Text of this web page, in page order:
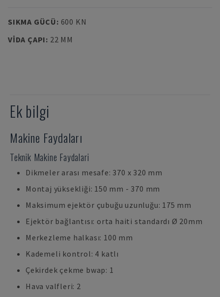
SIKMA GÜCÜ: 600 KN
VIDA ÇAPI: 22 MM
Ek bilgi
Makine Faydaları
Teknik Makine Faydalari
Dikmeler arası mesafe: 370 x 320 mm
Montaj yüksekliği: 150 mm - 370 mm
Maksimum ejektör çubuğu uzunluğu: 175 mm
Ejektör bağlantısı: orta haiti standardı Ø 20mm
Merkezleme halkası: 100 mm
Kademeli kontrol: 4 katlı
Çekirdek çekme bwap: 1
Hava valfleri: 2